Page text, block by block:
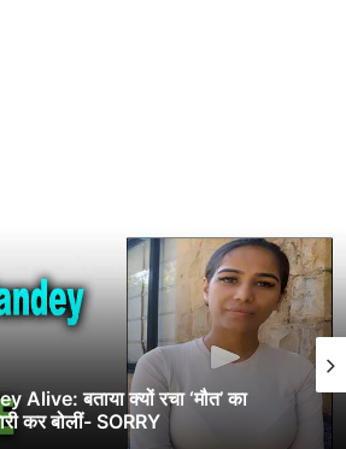
बताया क्यों रचा ‘मौत’ का
कर बोलीं- SORRY